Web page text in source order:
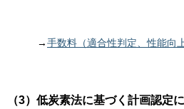
→手数料（適合性判定、性能向
（3）低炭素法に基づく計画認定